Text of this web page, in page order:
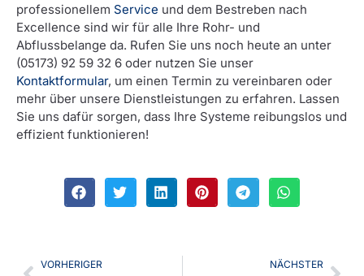
professionellem Service und dem Bestreben nach
Excellence sind wir für alle Ihre Rohr- und
Abflussbelange da. Rufen Sie uns noch heute an unter
(05173) 92 59 32 6 oder nutzen Sie unser
Kontaktformular, um einen Termin zu vereinbaren oder
mehr über unsere Dienstleistungen zu erfahren. Lassen
Sie uns dafür sorgen, dass Ihre Systeme reibungslos und
effizient funktionieren!
VORHERIGER NÄCHSTER